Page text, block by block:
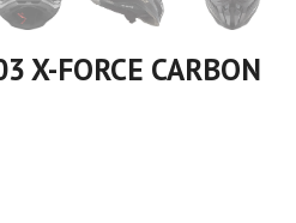
X-FORCE CARBON